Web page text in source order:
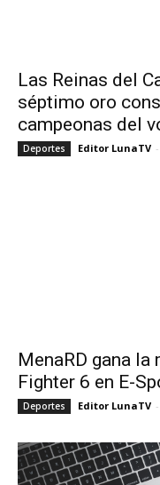
Las Reinas del
séptimo oro
campeonas del
Deportes Editor LunaTV -
MenaRD gana
Fighter 6 en E-
Deportes Editor LunaTV -